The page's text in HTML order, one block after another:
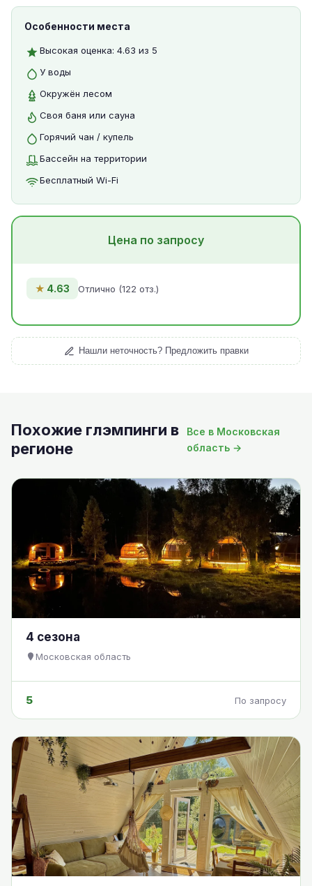
Особенности места
Высокая оценка: 4.63 из 5
У воды
Окружён лесом
Своя баня или сауна
Горячий чан / купель
Бассейн на территории
Бесплатный Wi-Fi
Цена по запросу
★ 4.63 Отлично (122 отз.)
Нашли неточность? Предложить правки
Похожие глэмпинги в
регионе
Все в Московская
область →
4 сезона
Московская область
5 По запросу